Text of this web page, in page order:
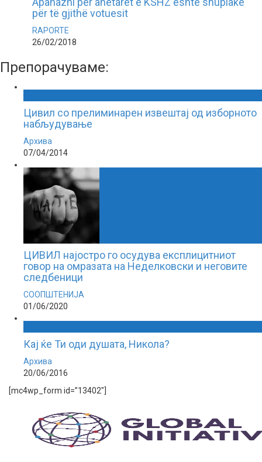
për të gjithë votuesit
RAPORTE
26/02/2018
Препорачуваме:
Цивил со прелиминарен извештај од изборното
набљудување
Архива
07/04/2014
ЦИВИЛ најостро го осудува експлицитниот
говор на омразата на Неделковски и неговите
следбеници
СООПШТЕНИЈА
01/06/2020
Кај ќе Ти оди душата, Никола?
Архива
20/06/2016
[mc4wp_form id=”13402″]